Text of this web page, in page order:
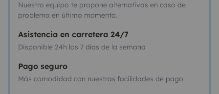
Nuestro equipo te propone alternativas en caso de
problema en último momento.
Asistencia en carretera 24/7
Disponible 24h los 7 días de la semana
Pago seguro
Más comodidad con nuestras facilidades de pago